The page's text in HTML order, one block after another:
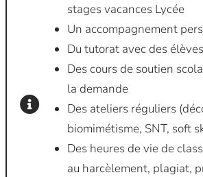
stages vacances Lycée
Un accompagnement
Du tutorat avec des
Des cours de soutien
la demande
Des ateliers réguliers
biomimétisme, SNT, soft
Des heures de vie de
au harcèlement, plagiat,